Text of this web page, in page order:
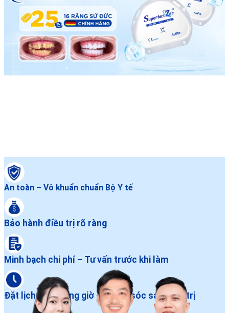
An toàn – Vô khuẩn chuẩn Bộ Y tế
Bảo hành điều trị rõ ràng
Minh bạch chi phí – Tư vấn trước khi làm
Đặt lịch dễ – Đúng giờ – Chăm sóc sau điều trị